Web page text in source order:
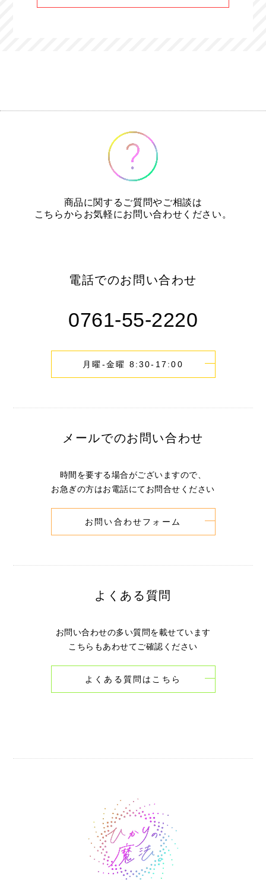
商品に関するご質問やご相談は
こちらからお気軽にお問い合わせください。
電話でのお問い合わせ
0761-55-2220
月曜-金曜 8:30-17:00
メールでのお問い合わせ
時間を要する場合がございますので、
お急ぎの方はお電話にてお問合せください
お問い合わせフォーム
よくある質問
お問い合わせの多い質問を載せています
こちらもあわせてご確認ください
よくある質問はこちら